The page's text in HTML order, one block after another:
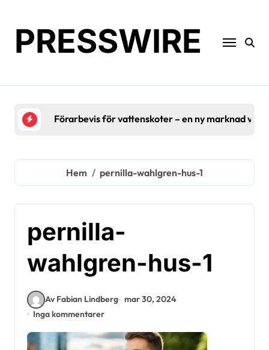
innehållPRESSWIRE
Förarbevis för vattenskoter – en ny marknad
Hem pernilla-wahlgren-hus-1
pernilla-
wahlgren-hus-1
Av Fabian Lindberg mar 30, 2024
Inga kommentarer